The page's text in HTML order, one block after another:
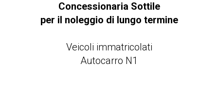
Concessionaria Sottile
per il noleggio di lungo termine
Veicoli immatricolati
Autocarro N1